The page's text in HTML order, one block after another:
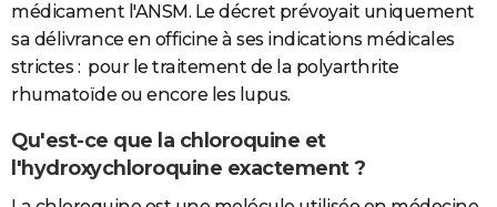
médicament l'ANSM. Le décret prévoyait uniquement
sa délivrance en officine à ses indications médicales
strictes : pour le traitement de la polyarthrite
rhumatoïde ou encore les lupus.
Qu'est-ce que la chloroquine et
l'hydroxychloroquine exactement ?